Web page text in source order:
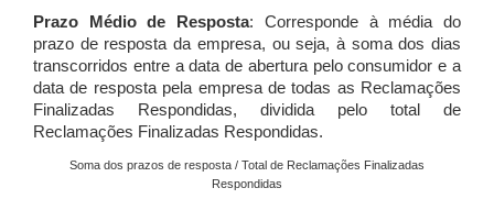
Prazo Médio de Resposta: Corresponde à média do
prazo de resposta da empresa, ou seja, à soma dos dias
transcorridos entre a data de abertura pelo consumidor e a
data de resposta pela empresa de todas as Reclamações
Finalizadas Respondidas, dividida pelo total de
Reclamações Finalizadas Respondidas.
Soma dos prazos de resposta / Total de Reclamações Finalizadas
Respondidas